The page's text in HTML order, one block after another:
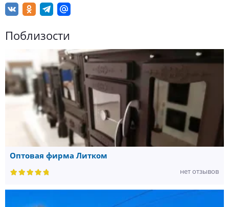
Поблизости
Оптовая фирма Литком
нет отзывов